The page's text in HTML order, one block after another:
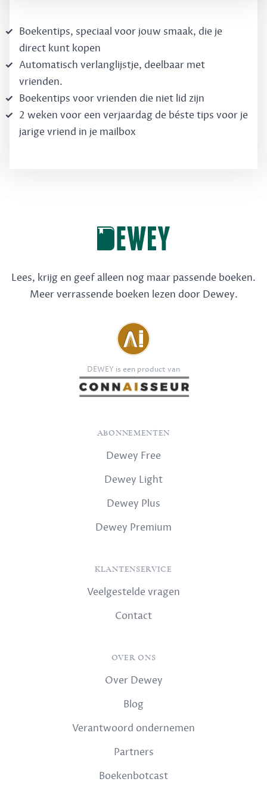
Boekentips, speciaal voor jouw smaak, die je
direct kunt kopen
Automatisch verlanglijstje, deelbaar met
vrienden.
Boekentips voor vrienden die niet lid zijn
2 weken voor een verjaardag de béste tips voor je
jarige vriend in je mailbox
Lees, krijg en geef alleen nog maar passende boeken.
Meer verrassende boeken lezen door Dewey.
DEWEY is een product van
ABONNEMENTEN
Dewey Free
Dewey Light
Dewey Plus
Dewey Premium
KLANTENSERVICE
Veelgestelde vragen
Contact
OVER ONS
Over Dewey
Blog
Verantwoord ondernemen
Partners
Boekenbotcast